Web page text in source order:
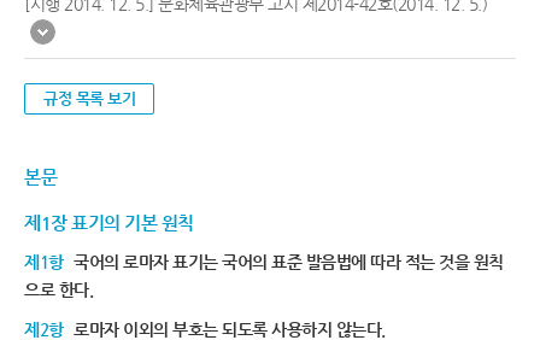
규정 목록 보기
본문
제1장 표기의 기본 원칙
제1항 국어의 로마자 표기는 국어의 표준 발음법에 따라 적는 것을 원칙
으로 한다.
제2항 로마자 이외의 부호는 되도록 사용하지 않는다.